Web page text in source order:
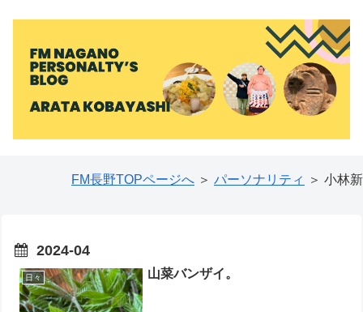
FM長野TOPページへ ＞ パーソナリティ ＞ 小林新
2024-04
日々 山菜バンザイ。